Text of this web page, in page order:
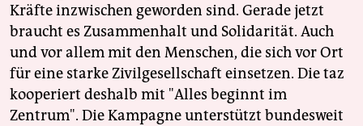
Kräfte inzwischen geworden sind. Gerade jetzt
braucht es Zusammenhalt und Solidarität. Auch
und vor allem mit den Menschen, die sich vor Ort
für eine starke Zivilgesellschaft einsetzen. Die taz
kooperiert deshalb mit "Alles beginnt im
Zentrum". Die Kampagne unterstützt bundesweit